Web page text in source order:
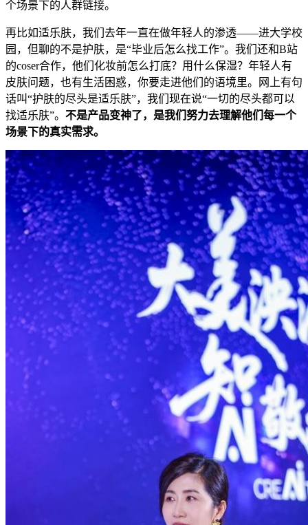
个场景下的人群链接。
再比如适乐肤，我们去年一直在做年轻人的渗透——进大学校
园，但聊的不是护肤，是“毕业后怎么找工作”。我们还和B站
的coser合作，他们化妆前怎么打底？用什么保湿？年轻人有
皮肤问题，也有生活困惑，你要走进他们的语境里。网上有句
话叫“护肤的尽头是适乐肤”，我们现在说“一切的尽头都可以
找适乐肤”。 不是产品变神了，是我们努力去理解他们每一个
场景下的真实需求。